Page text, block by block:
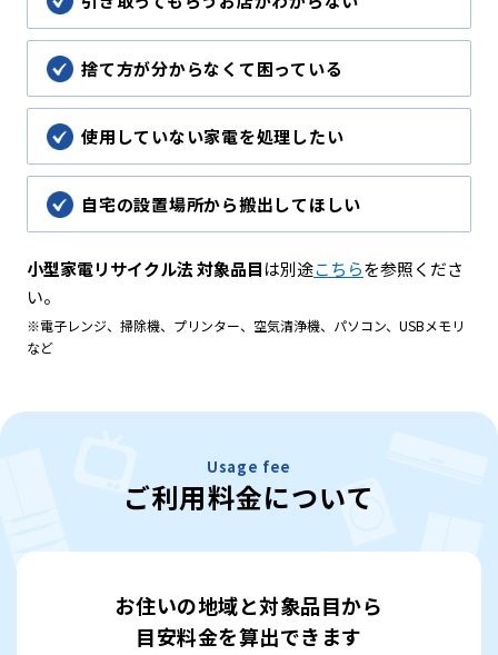
捨て方が分からなくて困っている
使用していない家電を処理したい
自宅の設置場所から搬出してほしい
小型家電リサイクル法 対象品目は別途こちらを参照くださ
い。
※電子レンジ、掃除機、プリンター、空気清浄機、パソコン、USBメモリ
など
Usage fee
ご利用料金について
お住いの地域と対象品目から
目安料金を算出できます